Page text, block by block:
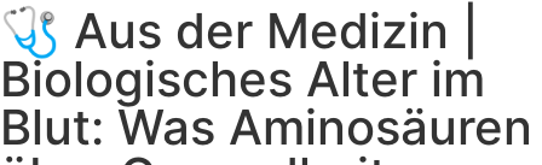
🩺 Aus der Medizin |
Biologisches Alter im
Blut: Was Aminosäuren